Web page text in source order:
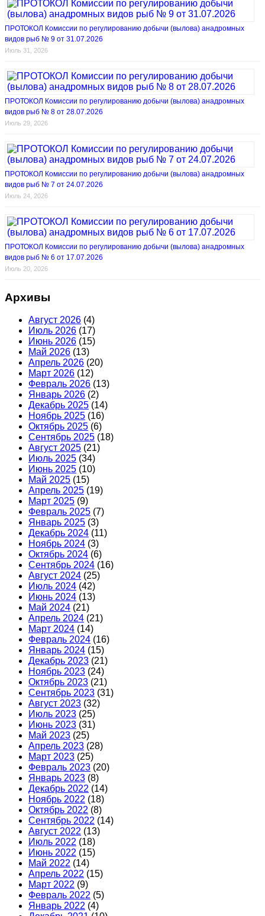
ПРОТОКОЛ Комиссии по регулированию добычи (вылова) анадромных
видов рыб № 9 от 31.07.2026
Июль 31, 2026
ПРОТОКОЛ Комиссии по регулированию добычи (вылова) анадромных
видов рыб № 8 от 28.07.2026
Июль 29, 2026
ПРОТОКОЛ Комиссии по регулированию добычи (вылова) анадромных
видов рыб № 7 от 24.07.2026
Июль 24, 2026
ПРОТОКОЛ Комиссии по регулированию добычи (вылова) анадромных
видов рыб № 6 от 17.07.2026
Июль 20, 2026
Архивы
Август 2026 (4)
Июль 2026 (17)
Июнь 2026 (15)
Май 2026 (13)
Апрель 2026 (20)
Март 2026 (12)
Февраль 2026 (13)
Январь 2026 (2)
Декабрь 2025 (14)
Ноябрь 2025 (16)
Октябрь 2025 (6)
Сентябрь 2025 (18)
Август 2025 (21)
Июль 2025 (34)
Июнь 2025 (10)
Май 2025 (15)
Апрель 2025 (19)
Март 2025 (9)
Февраль 2025 (7)
Январь 2025 (3)
Декабрь 2024 (11)
Ноябрь 2024 (3)
Октябрь 2024 (6)
Сентябрь 2024 (16)
Август 2024 (25)
Июль 2024 (42)
Июнь 2024 (13)
Май 2024 (21)
Апрель 2024 (21)
Март 2024 (14)
Февраль 2024 (16)
Январь 2024 (15)
Декабрь 2023 (21)
Ноябрь 2023 (24)
Октябрь 2023 (21)
Сентябрь 2023 (31)
Август 2023 (32)
Июль 2023 (25)
Июнь 2023 (31)
Май 2023 (25)
Апрель 2023 (28)
Март 2023 (25)
Февраль 2023 (20)
Январь 2023 (8)
Декабрь 2022 (14)
Ноябрь 2022 (18)
Октябрь 2022 (8)
Сентябрь 2022 (14)
Август 2022 (13)
Июль 2022 (18)
Июнь 2022 (15)
Май 2022 (14)
Апрель 2022 (15)
Март 2022 (9)
Февраль 2022 (5)
Январь 2022 (4)